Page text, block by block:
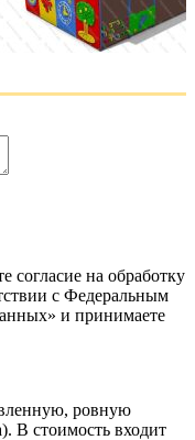
согласие на обработку
с Федеральным
и принимаете
ровную
В стоимость входит